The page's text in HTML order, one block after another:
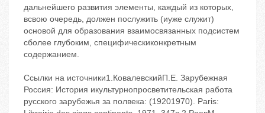
Ссылки на источники1.КовалевскийП.Е. Зарубежная
Россия: История икультурнопросветительская работа
русского зарубежья за полвека: (1920‬1970). ‬Paris: